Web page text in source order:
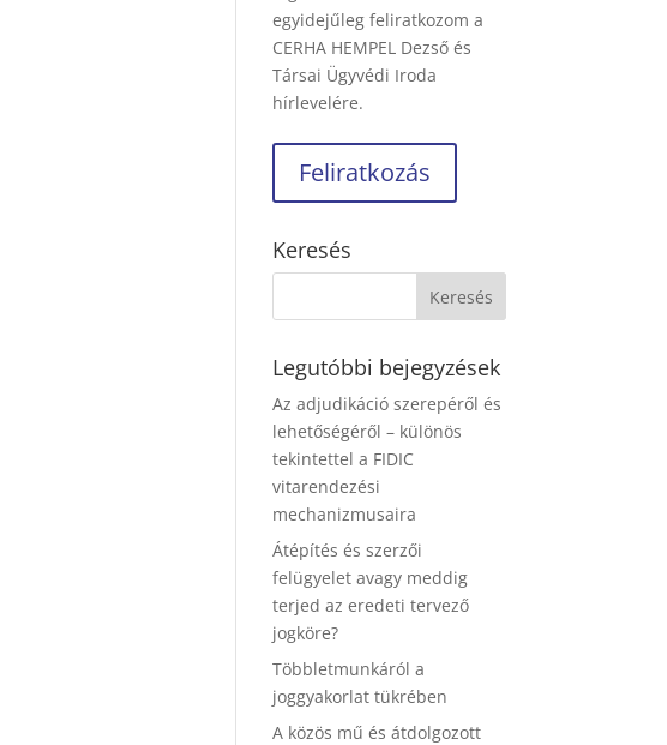
egyidejűleg feliratkozom a
CERHA HEMPEL Dezső és
Társai Ügyvédi Iroda
hírlevelére.
Keresés
Legutóbbi bejegyzések
Az adjudikáció szerepéről és
lehetőségéről – különös
tekintettel a FIDIC
vitarendezési
mechanizmusaira
Átépítés és szerzői
felügyelet avagy meddig
terjed az eredeti tervező
jogköre?
Többletmunkáról a
joggyakorlat tükrében
A közös mű és átdolgozott